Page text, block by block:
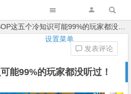
设置菜单
这五个冷知识可能99%的玩家都没听过！
能99%的玩家都没听过！
发表评论